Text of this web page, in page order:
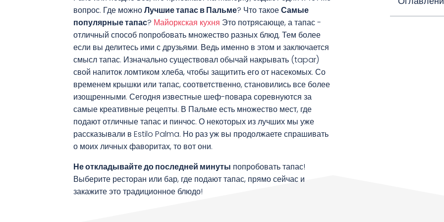
вопрос. Где можноЛучшие тапас в Пальме? Что такоеСамые
популярные тапас? Майоркская кухня Это потрясающе, а тапас -
отличный способ попробовать множество разных блюд. Тем более
если вы делитесь ими с друзьями. Ведь именно в этом и заключается
смысл тапас. Изначально существовал обычай накрывать (tapar)
свой напиток ломтиком хлеба, чтобы защитить его от насекомых. Со
временем крышки или тапас, соответственно, становились все более
изощренными. Сегодня известные шеф-повара соревнуются за
самые креативные рецепты. В Пальме есть множество мест, где
подают отличные тапас и пинчос. О некоторых из лучших мы уже
рассказывали в Estilo Palma. Но раз уж вы продолжаете спрашивать
о моих личных фаворитах, то вот они.
Не откладывайте до последней минуты попробовать тапас!
Выберите ресторан или бар, где подают тапас, прямо сейчас и
закажите это традиционное блюдо!